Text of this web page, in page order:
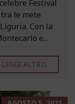
Festival
le mete
Con la
e...
LEGGI ALTRO...